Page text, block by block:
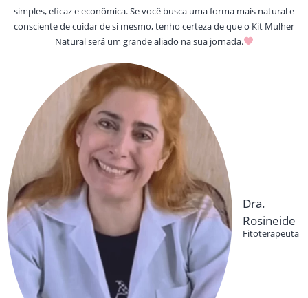
simples, eficaz e econômica. Se você busca uma forma mais natural e
consciente de cuidar de si mesmo, tenho certeza de que o Kit Mulher
Natural será um grande aliado na sua jornada.
Dra.
Rosineide
Fitoterapeuta